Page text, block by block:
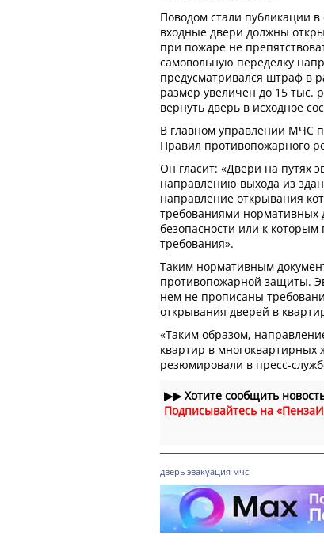
Поводом стали публикации
входные двери должны
при пожаре не
самовольную переделку
предусматривался штраф в
размер увеличен до 15 тыс.
вернуть дверь в исходное
В главном управлении МЧС
Правил противопожарного
Он гласит: «Двери на путях
направлению выхода из
направление открывания
требованиями нормативных
безопасности или к
требования».
Таким нормативным
противопожарной защиты.
нем не прописаны
открывания дверей в
«Таким образом,
квартир в многоквартирных
резюмировали в пресс-
▶▶Хотите сообщить
Подписывайтесь на
дверь эвакуация мчс